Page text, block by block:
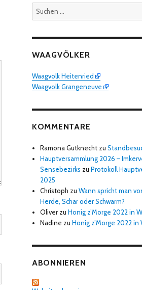
Suchen
WAAGVÖLKER
Waagvolk Heitenried
Waagvolk Grangeneuve
KOMMENTARE
Ramona Gutknecht zu
Hauptversammlung 2026 –
Sensebezirks zuProtokoll
2025
Christoph zuWann spricht man
Herde, Schar oder Schwarm?
Oliver zuHonig z’Morge 2022 in
Nadine zuHonig z’Morge 2022 in
ABONNIEREN